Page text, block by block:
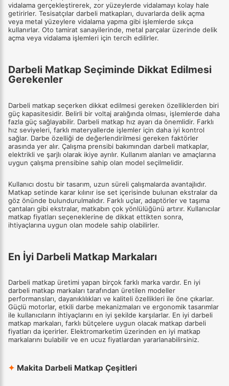
vidalama gerçekleştirerek, zor yüzeylerde vidalamayı kolay hale
getirirler. Tesisatçılar darbeli matkapları, duvarlarda delik açma
veya metal yüzeylere vidalama yapma gibi işlemlerde sıkça
kullanırlar. Oto tamirat sanayilerinde, metal parçalar üzerinde delik
açma veya vidalama işlemleri için tercih edilirler.
Darbeli Matkap Seçiminde Dikkat Edilmesi
Gerekenler
Darbeli matkap seçerken dikkat edilmesi gereken özelliklerden biri
güç kapasitesidir. Belirli bir voltaj aralığında olması, işlemlerde daha
fazla güç sağlayabilir. Darbeli matkap hız ayarı da önemlidir. Farklı
hız seviyeleri, farklı materyallerde işlemler için daha iyi kontrol
sağlar. Darbe özelliği de değerlendirilmesi gereken faktörler
arasında yer alır. Çalışma prensibi bakımından darbeli matkaplar,
elektrikli ve şarjlı olarak ikiye ayrılır. Kullanım alanları ve amaçlarına
uygun çalışma prensibine sahip olan model seçilmelidir.
Kullanıcı dostu bir tasarım, uzun süreli çalışmalarda avantajlıdır.
Matkap setinde karar kılınır ise set içerisinde bulunan ekstralar da
göz önünde bulundurulmalıdır. Farklı uçlar, adaptörler ve taşıma
çantaları gibi ekstralar, matkabın çok yönlülüğünü artırır. Kullanıcılar
matkap fiyatları seçeneklerine de dikkat ettikten sonra,
ihtiyaçlarına uygun olan modele sahip olabilirler.
En İyi Darbeli Matkap Markaları
Darbeli matkap üretimi yapan birçok farklı marka vardır. En iyi
darbeli matkap markaları tarafından üretilen modeller
performansları, dayanıklılıkları ve kaliteli özellikleri ile öne çıkarlar.
Güçlü motorlar, etkili darbe mekanizmaları ve ergonomik tasarımlar
ile kullanıcıların ihtiyaçlarını en iyi şekilde karşılarlar. En iyi darbeli
matkap markaları, farklı bütçelere uygun olacak matkap darbeli
fiyatları da içerirler. Elektromarketim üzerinden en iyi matkap
markalarını bulabilir ve en ucuz fiyatlardan yararlanabilirsiniz.
✦ Makita Darbeli Matkap Çeşitleri